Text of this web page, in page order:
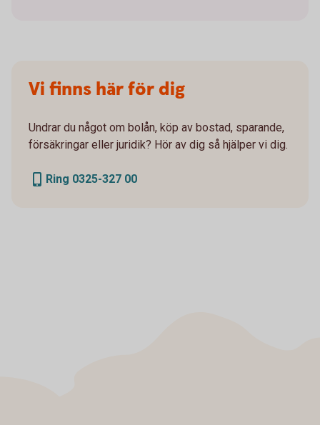
Vi finns här för dig
Undrar du något om bolån, köp av bostad, sparande,
försäkringar eller juridik? Hör av dig så hjälper vi dig.
Ring 0325-327 00